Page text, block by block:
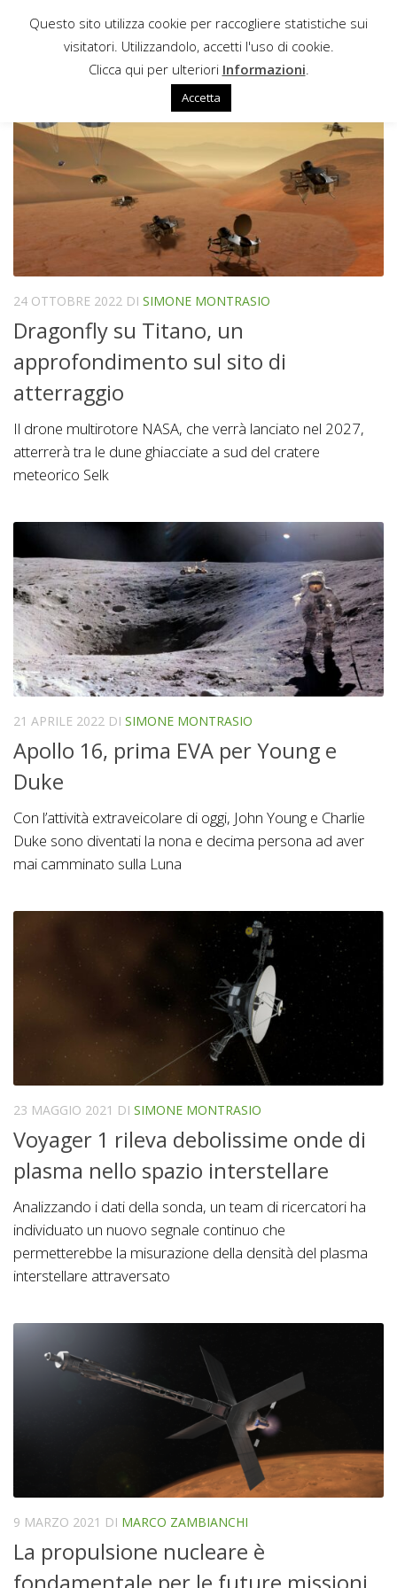
Sotto il contenuto
24 OTTOBRE 2022 DI SIMONE MONTRASIO
Dragonfly su Titano, un
approfondimento sul sito di
atterraggio
Il drone multirotore NASA, che verrà lanciato nel 2027,
atterrerà tra le dune ghiacciate a sud del cratere
meteorico Selk
21 APRILE 2022 DI SIMONE MONTRASIO
Apollo 16, prima EVA per Young e
Duke
Con l’attività extraveicolare di oggi, John Young e Charlie
Duke sono diventati la nona e decima persona ad aver
mai camminato sulla Luna
23 MAGGIO 2021 DI SIMONE MONTRASIO
Voyager 1 rileva debolissime onde di
plasma nello spazio interstellare
Analizzando i dati della sonda, un team di ricercatori ha
individuato un nuovo segnale continuo che
permetterebbe la misurazione della densità del plasma
interstellare attraversato
9 MARZO 2021 DI MARCO ZAMBIANCHI
La propulsione nucleare è
Questo sito utilizza cookie per raccogliere statistiche sui
visitatori. Utilizzandolo, accetti l'uso di cookie.
Clicca qui per ulteriori Informazioni
Accetta